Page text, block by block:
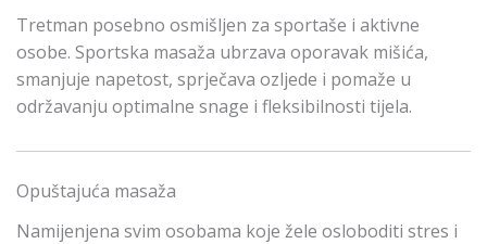
Tretman posebno osmišljen za sportaše i aktivne
osobe. Sportska masaža ubrzava oporavak mišića,
smanjuje napetost, sprječava ozljede i pomaže u
održavanju optimalne snage i fleksibilnosti tijela.
Opuštajuća masaža
Namijenjena svim osobama koje žele osloboditi stres i